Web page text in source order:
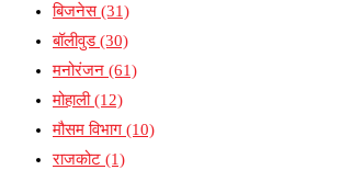
बिजनेस(31)
बॉलीवुड(30)
मनोरंजन (61)
मोहाली(12)
मौसम विभाग (10)
राजकोट (1)